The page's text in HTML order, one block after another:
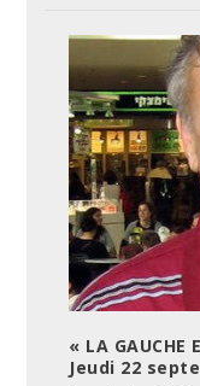
« LA GAUCHE
Jeudi 22